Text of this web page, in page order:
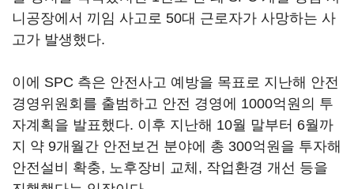
니공장에서 끼임 사고로 50대 근로자가 사망하는 사
고가 발생했다.
이에 SPC 측은 안전사고 예방을 목표로 지난해 안전
경영위원회를 출범하고 안전 경영에 1000억원의 투
자계획을 발표했다. 이후 지난해 10월 말부터 6월까
지 약 9개월간 안전보건 분야에 총 300억원을 투자해
안전설비 확충, 노후장비 교체, 작업환경 개선 등을